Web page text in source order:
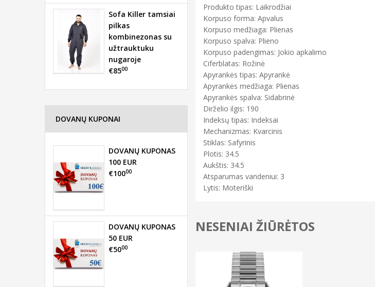
Produkto tipas: Laikrodžiai
Korpuso forma: Apvalus
Korpuso medžiaga: Plienas
Korpuso spalva: Plieno
Korpuso padengimas: Jokio apkalimo
Ciferblatas: Rožinė
Apyrankės tipas: Apyrankė
Apyrankės medžiaga: Plienas
Apyrankės spalva: Sidabrinė
Dirželio ilgis: 190
Indeksų tipas: Indeksai
Mechanizmas: Kvarcinis
Stiklas: Safyrinis
Plotis: 34.5
Aukštis: 34.5
Atsparumas vandeniui: 3
Lytis: Moteriški
NESENIAI ŽIŪRĖTOS
Sofa Killer tamsiai
pilkas
kombinezonas su
užtrauktuku
nugaroje
€8500
DOVANŲ KUPONAI
DOVANŲ KUPONAS
100 EUR
€10000
DOVANŲ KUPONAS
50 EUR
€5000